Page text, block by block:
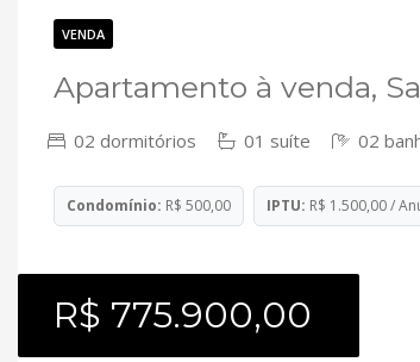
VENDA
Apartamento à venda,
02 dormitórios 01 suíte 02
Condomínio: R$ 500,00 IPTU: R$ 1.500,00 /
R$ 775.900,00